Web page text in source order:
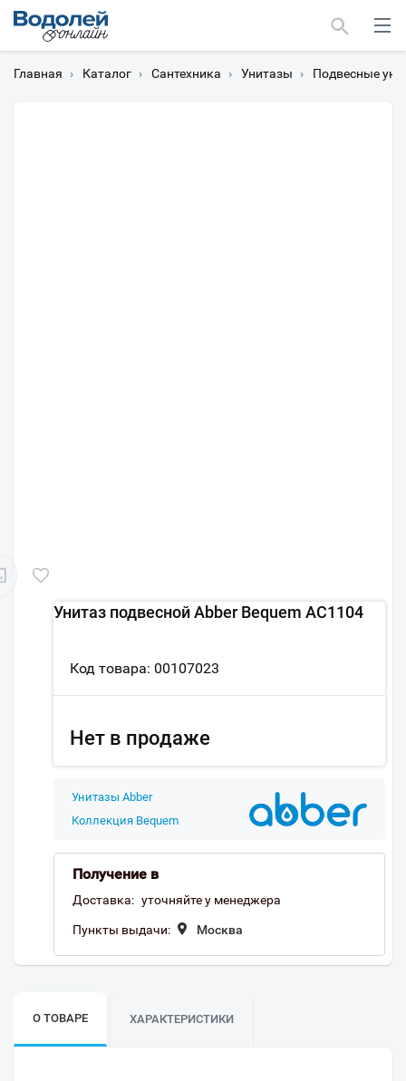
Главная › Каталог › Сантехника › Унитазы › Подвесные
Унитаз подвесной Abber Bequem AC1104
Код товара: 00107023
Нет в продаже
Унитазы Abber
Коллекция Bequem
Получение в
Доставка: уточняйте у менеджера
Пункты выдачи: Москва
О ТОВАРЕ ХАРАКТЕРИСТИКИ